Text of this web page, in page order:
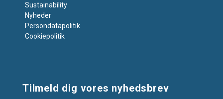
Sustainability
Nyheder
Persondatapolitik
Cookiepolitik
Tilmeld dig vores nyhedsbrev